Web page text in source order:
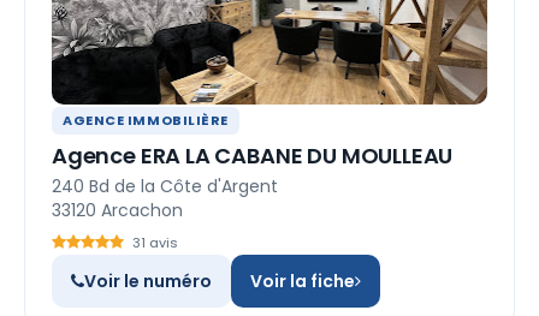
AGENCE IMMOBILIÈRE
Agence ERA LA CABANE DU MOULLEAU
240 Bd de la Côte d'Argent
33120 Arcachon
31 avis
Voir le numéro Voir la fiche